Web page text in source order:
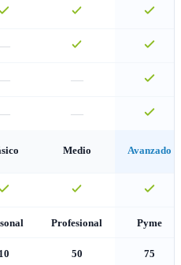
—
—
Medio Avanzado
Profesional Pyme
10 50 75